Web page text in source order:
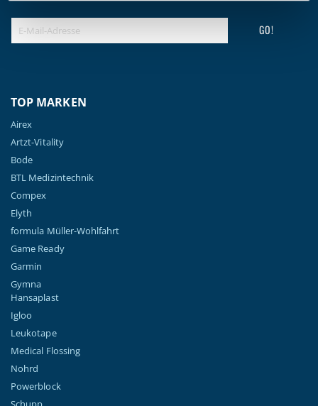
GO!
TOP MARKEN
Airex
Artzt-Vitality
Bode
BTL Medizintechnik
Compex
Elyth
formula Müller-Wohlfahrt
Game Ready
Garmin
Gymna
Hansaplast
Igloo
Leukotape
Medical Flossing
Nohrd
Powerblock